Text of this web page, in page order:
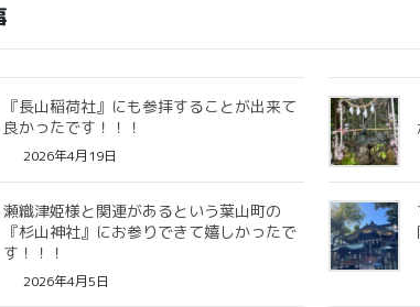
『長山稲荷社』にも参拝することが出来て
良かったです！！！
2026年4月19日
瀬織津姫様と関連があるという葉山町の
『杉山神社』にお参りできて嬉しかったで
す！！！
2026年4月5日